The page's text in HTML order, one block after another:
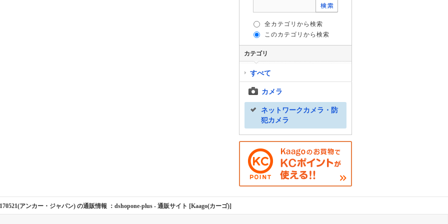
全カテゴリから検索
このカテゴリから検索
カテゴリ
すべて
カメラ
ネットワークカメラ・防
犯カメラ
アンカー・ジャパン) の通販情報 ：dshopone-plus - 通販サイト [Kaago(カーゴ)]